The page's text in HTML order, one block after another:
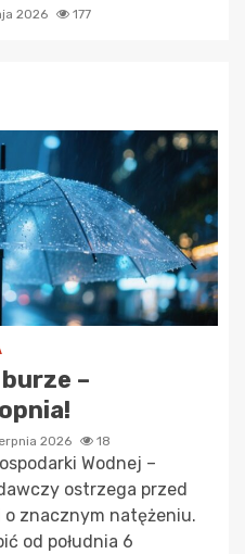
2026 177
–
2026 18
Wodnej –
ostrzega przed
znacznym natężeniu.
od południa 6